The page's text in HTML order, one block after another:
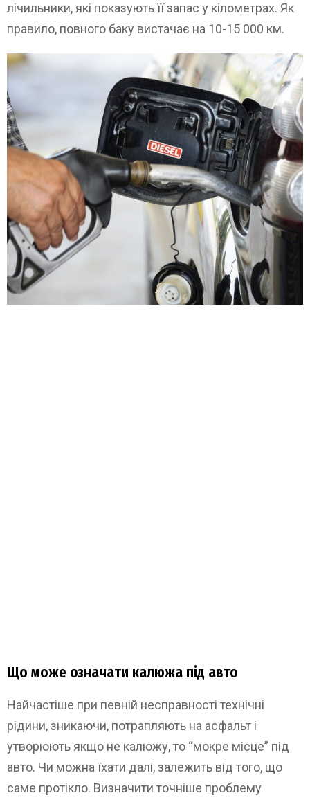
лічильники, які показують її запас у кілометрах. Як
правило, повного баку вистачає на 10-15 000 км.
Що може означати калюжа під авто
Найчастіше при певній несправності технічні
рідини, зникаючи, потрапляють на асфальт і
утворюють якщо не калюжу, то “мокре місце” під
авто. Чи можна їхати далі, залежить від того, що
саме протікло. Визначити точніше проблему